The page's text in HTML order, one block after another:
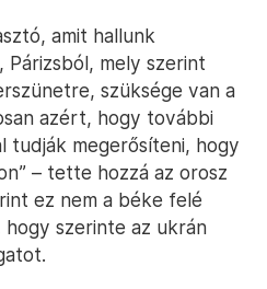
amit hallunk
Párizsból, mely szerint
szüksége van a
azért, hogy további
tudják megerősíteni, hogy
– tette hozzá az orosz
ez nem a béke felé
szerinte az ukrán